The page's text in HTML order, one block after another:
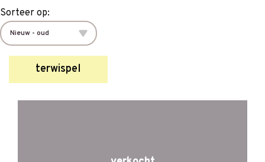
terwispel
Sorteer op: